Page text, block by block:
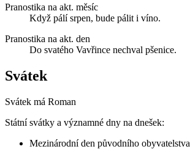
Pranostika na akt. měsíc
Když pálí srpen, bude pálit i víno.
Pranostika na akt. den
Do svatého Vavřince nechval pšenice.
Svátek
Svátek má Roman
Státní svátky a významné dny na dnešek:
Mezinárodní den původního obyvatelstva